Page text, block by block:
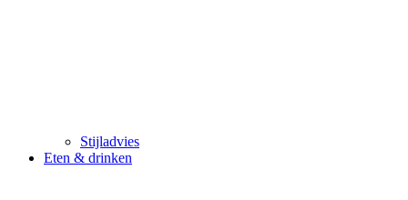
Stijladvies
Eten & drinken